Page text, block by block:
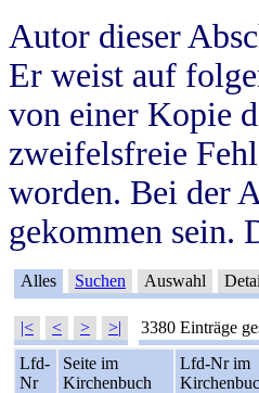
Autor dieser
Er weist auf
von einer Kopie
zweifelsfreie
worden. Bei der
gekommen sein.
Alles Suchen Auswahl
|< < > >| 3380 Einträge
Lfd-
Nr
Seite im
Kirchenbuch
Lfd-Nr im